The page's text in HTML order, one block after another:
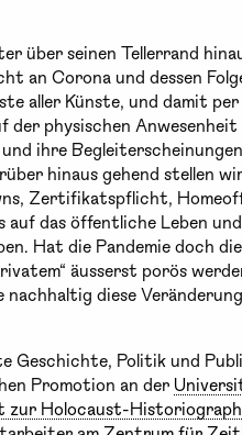
über seinen Tellerrand
an Corona und dessen
aller Künste, und damit per
der physischen
ihre
hinaus gehend stellen
Zertifikatspflicht,
auf das öffentliche Leben
Hat die Pandemie doch
äusserst porös
nachhaltig diese
Geschichte, Politik und
Promotion an der
zur Holocaust-